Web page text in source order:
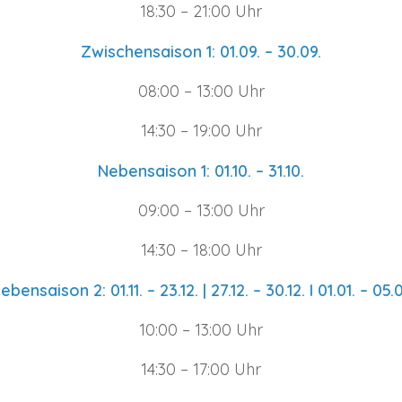
18:30 – 21:00 Uhr
Zwischensaison 1: 01.09. – 30.09.
08:00 – 13:00 Uhr
14:30 – 19:00 Uhr
Nebensaison 1: 01.10. – 31.10.
09:00 – 13:00 Uhr
14:30 – 18:00 Uhr
2: 01.11. – 23.12. | 27.12. – 30.12. I 01.01. –
10:00 – 13:00 Uhr
14:30 – 17:00 Uhr